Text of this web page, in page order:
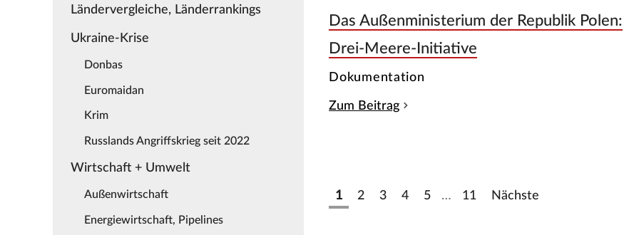
Ländervergleiche, Länderrankings
Ukraine-Krise
Donbas
Euromaidan
Krim
Russlands Angriffskrieg seit 2022
Wirtschaft + Umwelt
Außenwirtschaft
Energiewirtschaft, Pipelines
Das Außenministerium der Republik Polen:
Drei-Meere-Initiative
Dokumentation
Zum Beitrag
1 2 3 4 5 … 11 Nächste